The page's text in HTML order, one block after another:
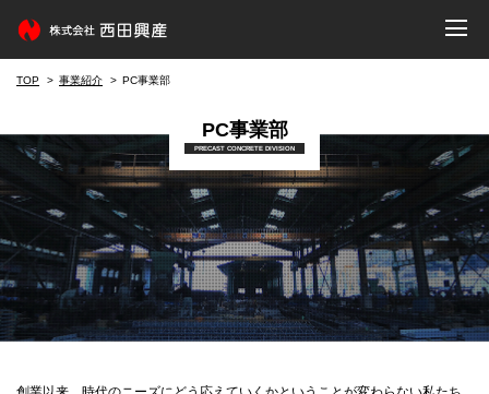
TOP 事業紹介 PC事業部
PC事業部
PRECAST CONCRETE DIVISION